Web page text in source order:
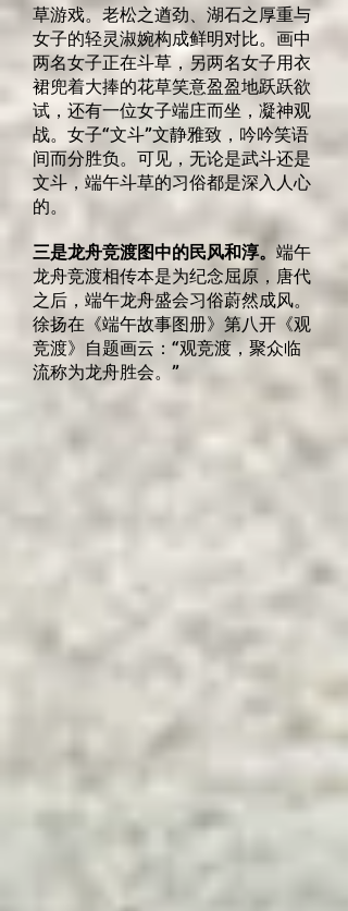
草游戏。老松之遒劲、湖石之厚重与
女子的轻灵淑婉构成鲜明对比。画中
两名女子正在斗草，另两名女子用衣
裙兜着大捧的花草笑意盈盈地跃跃欲
试，还有一位女子端庄而坐，凝神观
战。女子“文斗”文静雅致，吟吟笑语
间而分胜负。可见，无论是武斗还是
文斗，端午斗草的习俗都是深入人心
的。
三是龙舟竞渡图中的民风和淳。端午
龙舟竞渡相传本是为纪念屈原，唐代
之后，端午龙舟盛会习俗蔚然成风。
徐扬在《端午故事图册》第八开《观
竞渡》自题画云：“观竞渡，聚众临
流称为龙舟胜会。”